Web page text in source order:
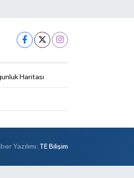
Haritası
Yazılımı: TE Bilişim